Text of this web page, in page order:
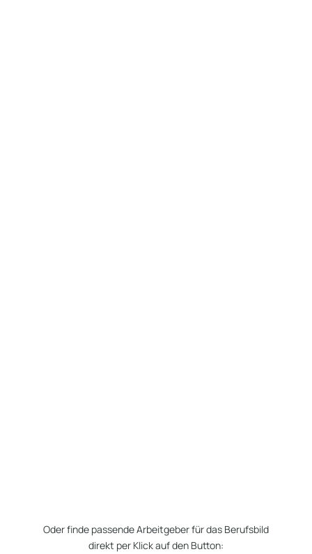
Oder finde passende Arbeitgeber für das Berufsbild
direkt per Klick auf den Button: